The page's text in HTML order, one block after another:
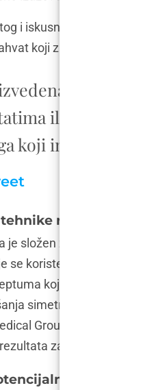
i iskusnog kirurga za
koji zahtijeva
ili
koji ima
rinoplastike
je složen zahvat koji
se koriste za
koja može
simetrije i
Group u Hrvatskoj
za svoje